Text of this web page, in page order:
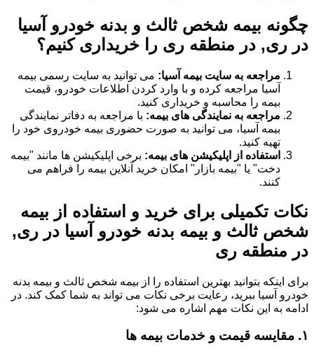
چگونه بیمه شخص ثالث و بدنه خودرو آسیا
در ری, در منطقه ری را خریداری کنیم؟
مراجعه به سایت بیمه آسیا: می توانید به سایت رسمی بیمه
آسیا مراجعه کرده و با وارد کردن اطلاعات خودرو، قیمت
بیمه را محاسبه و خریداری کنید.
مراجعه به نمایندگی های بیمه: با مراجعه به دفاتر نمایندگی
بیمه آسیا، می توانید به صورت حضوری بیمه خودروی خود را
تهیه کنید.
استفاده از اپلیکیشن های بیمه: برخی اپلیکیشن ها مانند "بیمه
دخت" یا "بیمه بازار" امکان خرید آنلاین بیمه را فراهم می
کنند.
نکات تکمیلی برای خرید و استفاده از بیمه
شخص ثالث و بیمه بدنه خودرو آسیا در ری,
در منطقه ری
برای اینکه بتوانید بهترین استفاده را از بیمه شخص ثالث و بیمه بدنه
خودرو آسیا ببرید، رعایت برخی نکات می تواند به شما کمک کند. در
ادامه به این نکات مهم اشاره می شود:
۱. مقایسه قیمت و خدمات بیمه ها